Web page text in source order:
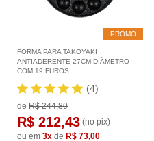
PROMO
FORMA PARA TAKOYAKI
ANTIADERENTE 27CM DIÂMETRO
COM 19 FUROS
(4)
de R$ 244,80
R$ 212,43 (no pix)
ou em 3x de R$ 73,00